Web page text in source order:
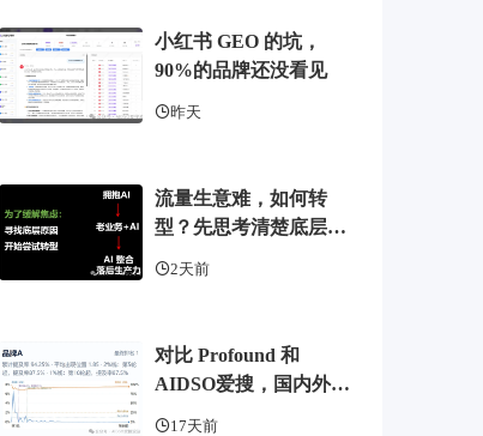
小红书 GEO 的坑，
90%的品牌还没看见
昨天
流量生意难，如何转
型？先思考清楚底层逻
2天前
对比 Profound 和
AIDSO爱搜，国内外
17天前